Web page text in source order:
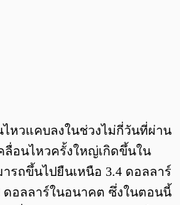
ไหวแคบลงในช่วงไม่กี่วันที่ผ่าน
ลื่อนไหวครั้งใหญ่เกิดขึ้นใน
รถขึ้นไปยืนเหนือ 3.4 ดอลลาร์
ดอลลาร์ในอนาคต ซึ่งในตอนนี้